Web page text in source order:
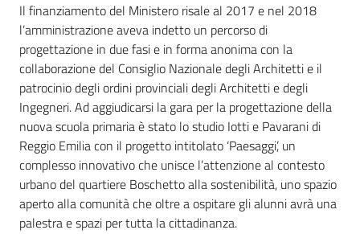
Il finanziamento del Ministero risale al 2017 e nel 2018
l’amministrazione aveva indetto un percorso di
progettazione in due fasi e in forma anonima con la
collaborazione del Consiglio Nazionale degli Architetti e il
patrocinio degli ordini provinciali degli Architetti e degli
Ingegneri. Ad aggiudicarsi la gara per la progettazione della
nuova scuola primaria è stato lo studio Iotti e Pavarani di
Reggio Emilia con il progetto intitolato ‘Paesaggi’, un
complesso innovativo che unisce l’attenzione al contesto
urbano del quartiere Boschetto alla sostenibilità, uno spazio
aperto alla comunità che oltre a ospitare gli alunni avrà una
palestra e spazi per tutta la cittadinanza.